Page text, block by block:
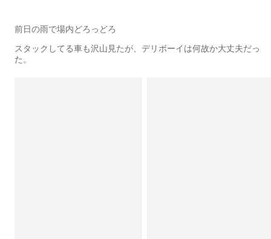
前日の雨で場内どろっどろ
スタックしてる車も沢山見たが、デリボーイは何故か大丈夫だっ
た。